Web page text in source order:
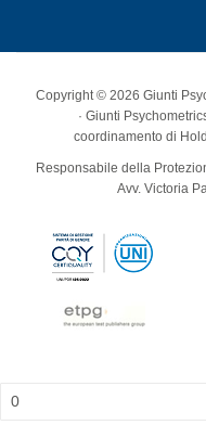
Copyright © 2026 Giunti
· Giunti
coordinamento di
Responsabile della
Avv. Victoria